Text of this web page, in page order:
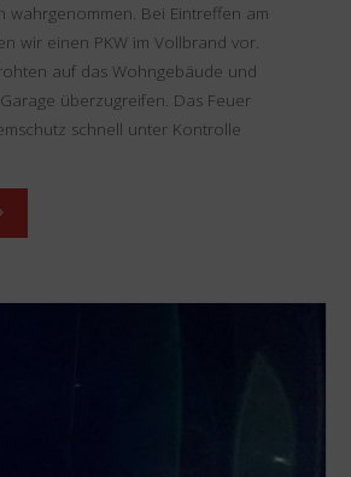
wahrgenommen. Bei Eintreffen am
wir einen PKW im Vollbrand vor.
auf das Wohngebäude und
überzugreifen. Das Feuer
schnell unter Kontrolle